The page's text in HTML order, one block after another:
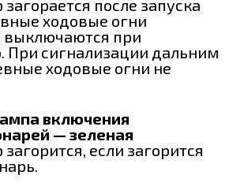
после запуска
ходовые огни
выключаются при
При сигнализации дальним
ходовые огни не
включения
— зеленая
если загорится